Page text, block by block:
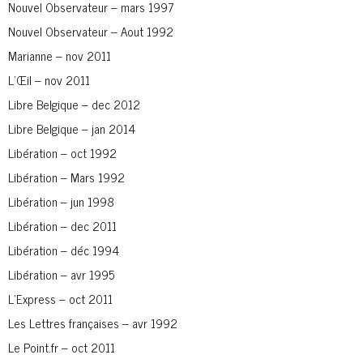
Nouvel Observateur – mars 1997
Nouvel Observateur – Aout 1992
Marianne – nov 2011
L’Œil – nov 2011
Libre Belgique – dec 2012
Libre Belgique – jan 2014
Libération – oct 1992
Libération – Mars 1992
Libération – jun 1998
Libération – dec 2011
Libération – déc 1994
Libération – avr 1995
L’Express – oct 2011
Les Lettres françaises – avr 1992
Le Point.fr – oct 2011